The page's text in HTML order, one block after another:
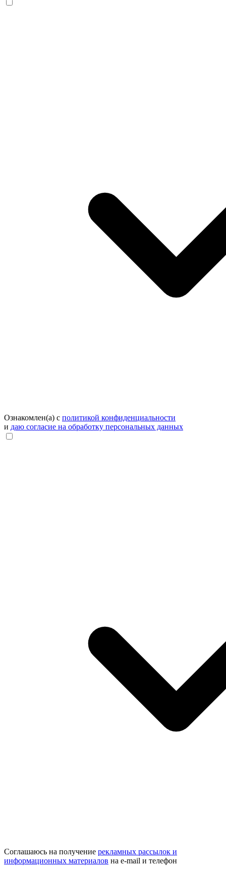
Ознакомлен(а) с политикой конфиденциальности
и даю согласие на обработку персональных данных
Соглашаюсь на получение рекламных рассылок и
информационных материалов на e‑mail и телефон